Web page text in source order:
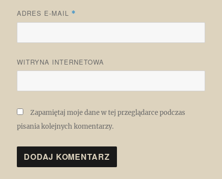
ADRES E-MAIL *
WITRYNA INTERNETOWA
Zapamiętaj moje dane w tej przeglądarce podczas
pisania kolejnych komentarzy.